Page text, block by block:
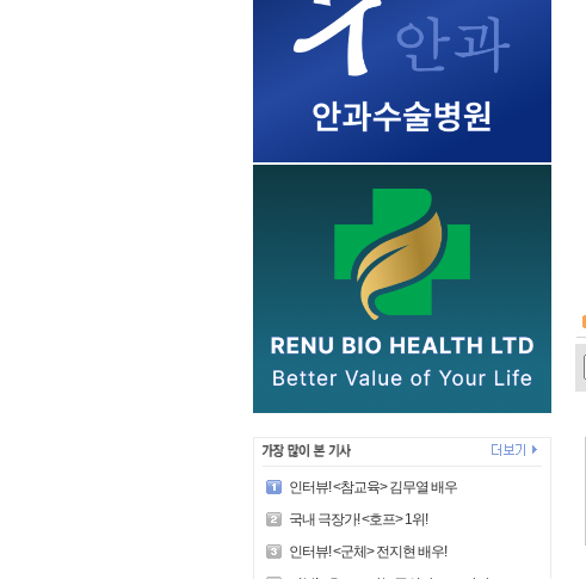
인터뷰! <참교육> 김무열 배우
국내 극장가! <호프> 1위!
인터뷰! <군체> 전지현 배우!